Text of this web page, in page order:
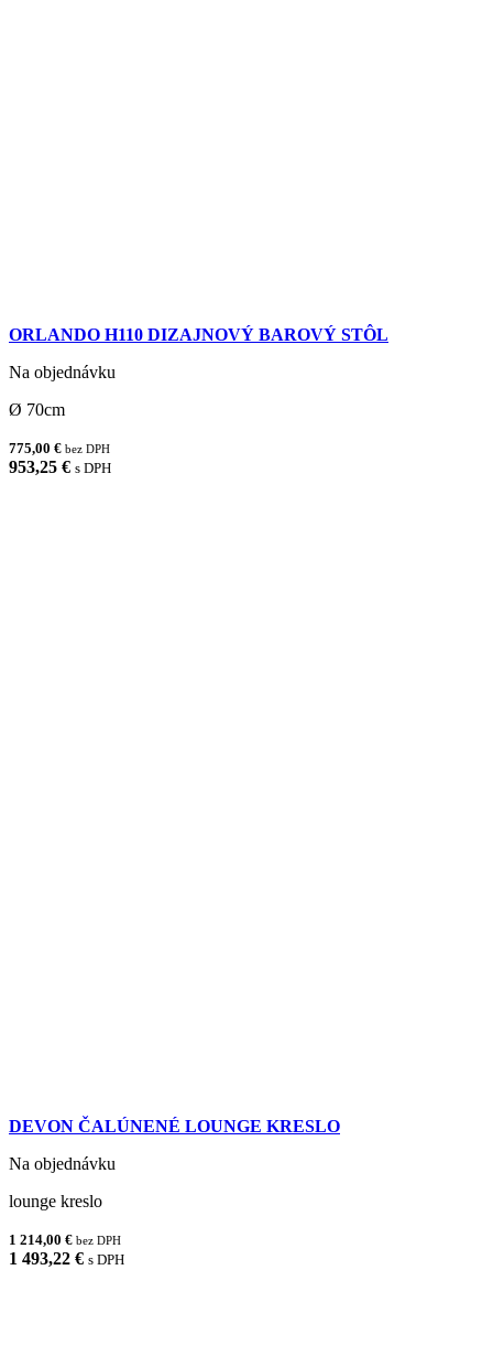
ORLANDO H110 DIZAJNOVÝ BAROVÝ STÔL
Na objednávku
Ø 70cm
775,00 € bez DPH
953,25 € s DPH
DEVON ČALÚNENÉ LOUNGE KRESLO
Na objednávku
lounge kreslo
1 214,00 € bez DPH
1 493,22 € s DPH